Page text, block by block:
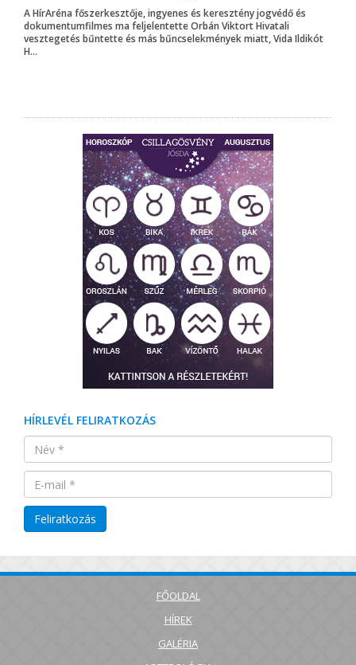
A HírAréna főszerkesztője, ingyenes és keresztény jogvédő és
dokumentumfilmes ma feljelentette Orbán Viktort Hivatali
vesztegetés bűntette és más bűncselekmények miatt, Vida Ildikót
H...
HÍRLEVÉL FELIRATKOZÁS
FŐOLDAL
HÍREK
GALÉRIA